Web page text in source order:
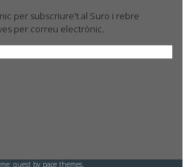
per subscriure't al Suro i rebre
per correu electrònic.
quest by pace themes.